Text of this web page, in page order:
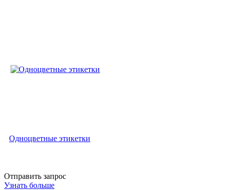
Одноцветные этикетки
Отправить запрос
Узнать больше